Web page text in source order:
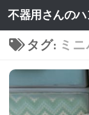
不器用さんの
タグ: ミ